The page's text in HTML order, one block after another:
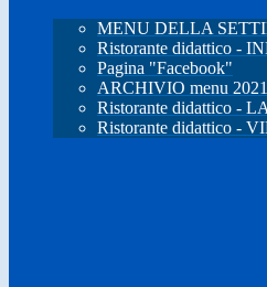
MENU DELLA
Ristorante didattico -
Pagina "Facebook"
ARCHIVIO menu
Ristorante didattico -
Ristorante didattico -